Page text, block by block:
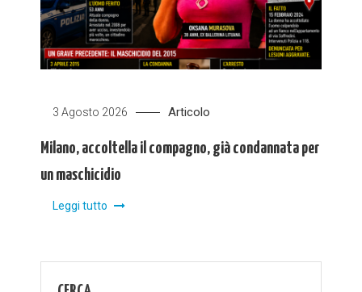
3 Agosto 2026 Articolo
Milano, accoltella il compagno, già condannata per
un maschicidio
Leggi tutto